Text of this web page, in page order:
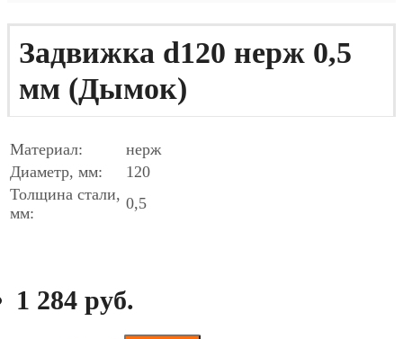
Задвижка d120 нерж 0,5
мм (Дымок)
Материал:
нерж
Диаметр, мм:
120
Толщина стали,
мм:
0,5
1 284 руб.